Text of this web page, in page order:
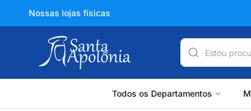
Nossas lojas físicas
Todos os Departamentos